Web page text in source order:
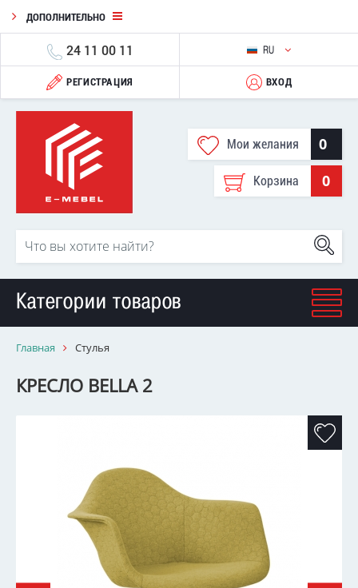
ДОПОЛНИТЕЛЬНО
24 11 00 11 RU
РЕГИСТРАЦИЯ ВХОД
Мои желания 0
Корзина 0
Категории товаров
Главная Стулья
КРЕСЛО BELLA 2